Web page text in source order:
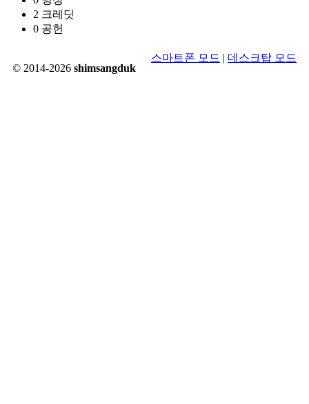
2 크레딧
0 공헌
© 2014-2026 shimsangduk
스마트폰 모드 | 데스크탑 모드